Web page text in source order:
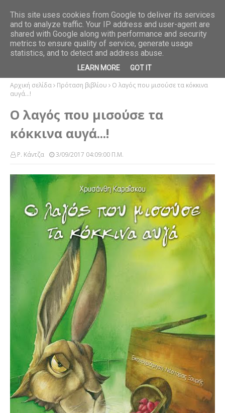
Stradivarius. Mediterranean Light FASHION
Αρχική σελίδα Πρόταση βιβλίου
Ο λαγός που μισούσε τα κόκκινα
αυγά...!
Ο λαγός που μισούσε τα
κόκκινα αυγά...!
Ρ. Κάντζα 3/09/2017 04:09:00 Π.μ.
This site uses cookies from Google to deliver its services
and to analyze traffic. Your IP address and user-agent are
shared with Google along with performance and security
metrics to ensure quality of service, generate usage
statistics, and to detect and address abuse.
LEARN MORE GOT IT